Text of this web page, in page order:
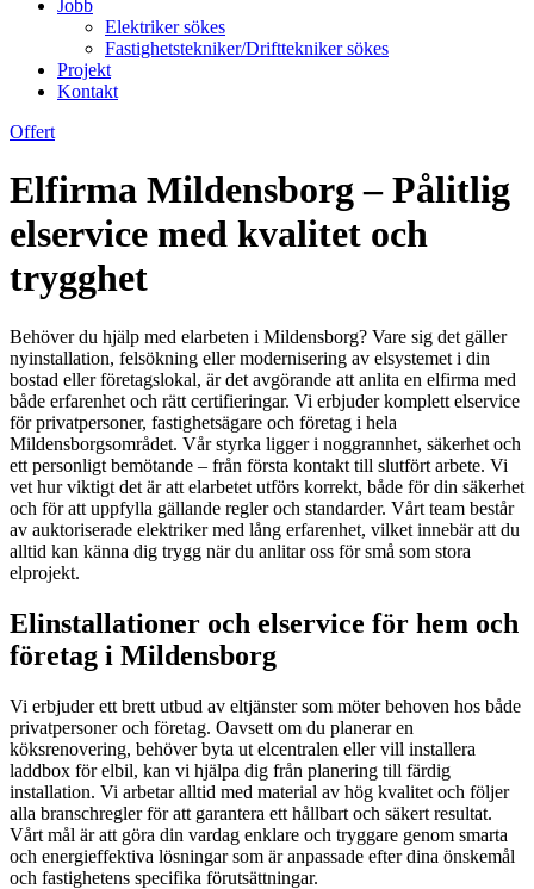
Jobb
Elektriker sökes
Fastighetstekniker/Drifttekniker sökes
Projekt
Kontakt
Offert
Elfirma Mildensborg – Pålitlig
elservice med kvalitet och
trygghet
Behöver du hjälp med elarbeten i Mildensborg? Vare sig det gäller
nyinstallation, felsökning eller modernisering av elsystemet i din
bostad eller företagslokal, är det avgörande att anlita en elfirma med
både erfarenhet och rätt certifieringar. Vi erbjuder komplett elservice
för privatpersoner, fastighetsägare och företag i hela
Mildensborgsområdet. Vår styrka ligger i noggrannhet, säkerhet och
ett personligt bemötande – från första kontakt till slutfört arbete. Vi
vet hur viktigt det är att elarbetet utförs korrekt, både för din säkerhet
och för att uppfylla gällande regler och standarder. Vårt team består
av auktoriserade elektriker med lång erfarenhet, vilket innebär att du
alltid kan känna dig trygg när du anlitar oss för små som stora
elprojekt.
Elinstallationer och elservice för hem och
företag i Mildensborg
Vi erbjuder ett brett utbud av eltjänster som möter behoven hos både
privatpersoner och företag. Oavsett om du planerar en
köksrenovering, behöver byta ut elcentralen eller vill installera
laddbox för elbil, kan vi hjälpa dig från planering till färdig
installation. Vi arbetar alltid med material av hög kvalitet och följer
alla branschregler för att garantera ett hållbart och säkert resultat.
Vårt mål är att göra din vardag enklare och tryggare genom smarta
och energieffektiva lösningar som är anpassade efter dina önskemål
och fastighetens specifika förutsättningar.